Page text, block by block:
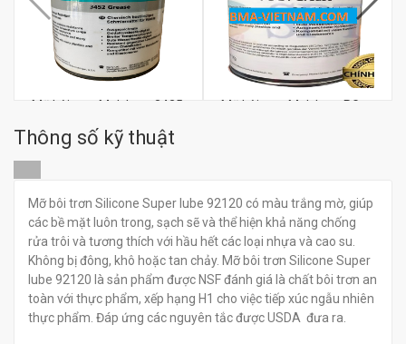
Mỡ bôi trơn Molykote 3425
0đ
Mỡ bôi trơn Molykote PG
0đ
Thông số kỹ thuật
Mỡ bôi trơn Silicone Super lube 92120 có màu trắng mờ, giúp
các bề mặt luôn trong, sạch sẽ và thể hiện khả năng chống
rửa trôi và tương thích với hầu hết các loại nhựa và cao su.
Không bị đông, khô hoặc tan chảy. Mỡ bôi trơn Silicone Super
lube 92120 là sản phẩm được NSF đánh giá là chất bôi trơn an
toàn với thực phẩm, xếp hạng H1 cho việc tiếp xúc ngẫu nhiên
thực phẩm. Đáp ứng các nguyên tắc được USDA đưa ra.